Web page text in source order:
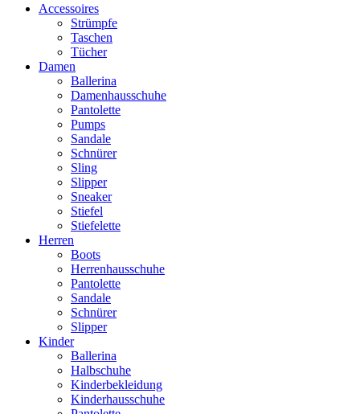
Accessoires
Strümpfe
Taschen
Tücher
Damen
Ballerina
Damenhausschuhe
Pantolette
Pumps
Sandale
Schnürer
Sling
Slipper
Sneaker
Stiefel
Stiefelette
Herren
Boots
Herrenhausschuhe
Pantolette
Sandale
Schnürer
Slipper
Kinder
Ballerina
Halbschuhe
Kinderbekleidung
Kinderhausschuhe